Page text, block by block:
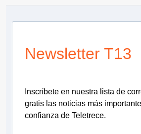
Newsletter T13
Inscríbete en nuestra lista de
gratis las noticias más
confianza de Teletrece.